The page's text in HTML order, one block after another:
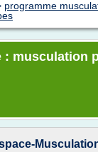
programme
musculation